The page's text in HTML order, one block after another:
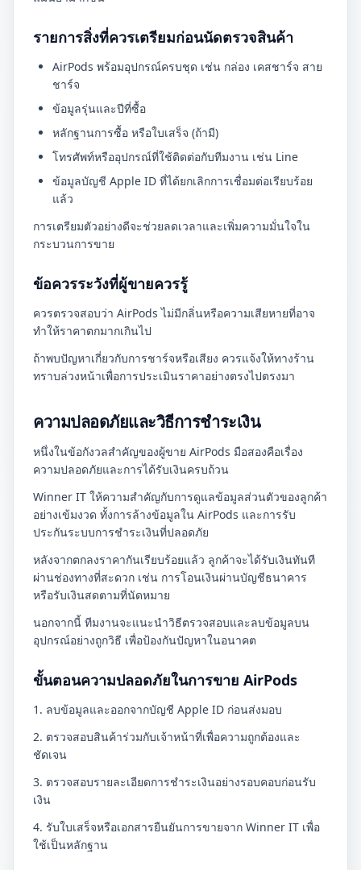
รายการสิ่งที่ควรเตรียมก่อนนัดตรวจสินค้า
AirPods พร้อมอุปกรณ์ครบชุด เช่น กล่อง เคสชาร์จ สาย
ชาร์จ
ข้อมูลรุ่นและปีที่ซื้อ
หลักฐานการซื้อ หรือใบเสร็จ (ถ้ามี)
โทรศัพท์หรืออุปกรณ์ที่ใช้ติดต่อกับทีมงาน เช่น Line
ข้อมูลบัญชี Apple ID ที่ได้ยกเลิกการเชื่อมต่อเรียบร้อย
แล้ว
การเตรียมตัวอย่างดีจะช่วยลดเวลาและเพิ่มความมั่นใจใน
กระบวนการขาย
ข้อควรระวังที่ผู้ขายควรรู้
ควรตรวจสอบว่า AirPods ไม่มีกลิ่นหรือความเสียหายที่อาจ
ทำให้ราคาตกมากเกินไป
ถ้าพบปัญหาเกี่ยวกับการชาร์จหรือเสียง ควรแจ้งให้ทางร้าน
ทราบล่วงหน้าเพื่อการประเมินราคาอย่างตรงไปตรงมา
ความปลอดภัยและวิธีการชำระเงิน
หนึ่งในข้อกังวลสำคัญของผู้ขาย AirPods มือสองคือเรื่อง
ความปลอดภัยและการได้รับเงินครบถ้วน
Winner IT ให้ความสำคัญกับการดูแลข้อมูลส่วนตัวของลูกค้า
อย่างเข้มงวด ทั้งการล้างข้อมูลใน AirPods และการรับ
ประกันระบบการชำระเงินที่ปลอดภัย
หลังจากตกลงราคากันเรียบร้อยแล้ว ลูกค้าจะได้รับเงินทันที
ผ่านช่องทางที่สะดวก เช่น การโอนเงินผ่านบัญชีธนาคาร
หรือรับเงินสดตามที่นัดหมาย
นอกจากนี้ ทีมงานจะแนะนำวิธีตรวจสอบและลบข้อมูลบน
อุปกรณ์อย่างถูกวิธี เพื่อป้องกันปัญหาในอนาคต
ขั้นตอนความปลอดภัยในการขาย AirPods
1. ลบข้อมูลและออกจากบัญชี Apple ID ก่อนส่งมอบ
2. ตรวจสอบสินค้าร่วมกับเจ้าหน้าที่เพื่อความถูกต้องและ
ชัดเจน
3. ตรวจสอบรายละเอียดการชำระเงินอย่างรอบคอบก่อนรับ
เงิน
4. รับใบเสร็จหรือเอกสารยืนยันการขายจาก Winner IT เพื่อ
ใช้เป็นหลักฐาน